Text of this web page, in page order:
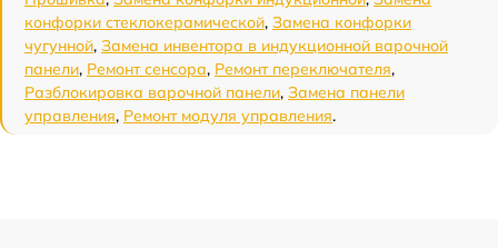
конфорки стеклокерамической, Замена конфорки
чугунной, Замена инвентора в индукционной варочной
панели, Ремонт сенсора, Ремонт переключателя,
Разблокировка варочной панели, Замена панели
управления, Ремонт модуля управления.